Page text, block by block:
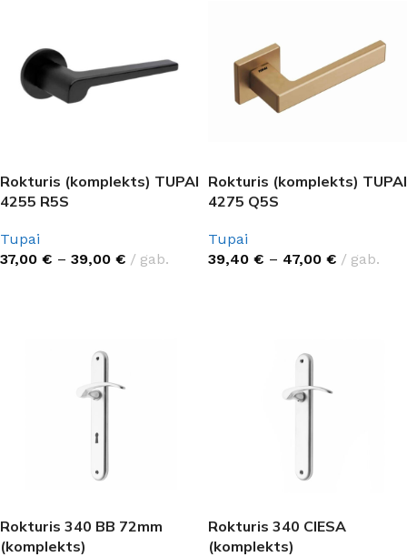
Rokturis (komplekts) TUPAI
4255 R5S
Tupai
37,00 € – 39,00 € gab.
Rokturis (komplekts) TUPAI
4275 Q5S
Tupai
39,40 € – 47,00 € gab.
Rokturis 340 BB 72mm
(komplekts)
Rokturis 340 CIESA
(komplekts)